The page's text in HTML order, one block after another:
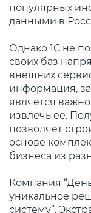
популярных
данными в
Однако 1С не
своих баз
внешних
информация,
является
извлечь ее.
позволяет
основе
бизнеса из
Компания
уникальное
систему”.